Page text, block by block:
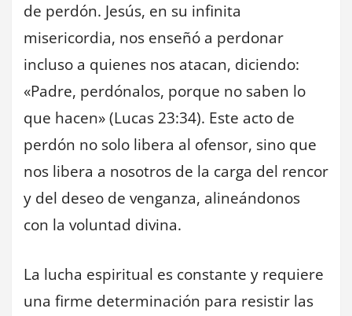
de perdón. Jesús, en su infinita
misericordia, nos enseñó a perdonar
incluso a quienes nos atacan, diciendo:
«Padre, perdónalos, porque no saben lo
que hacen» (Lucas 23:34). Este acto de
perdón no solo libera al ofensor, sino que
nos libera a nosotros de la carga del rencor
y del deseo de venganza, alineándonos
con la voluntad divina.
La lucha espiritual es constante y requiere
una firme determinación para resistir las